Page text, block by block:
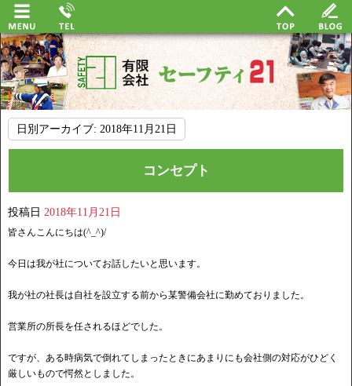
日別アーカイブ: 2018年11月21日
コンセプト
投稿日 2018年11月21日
皆さんこんにちは(^_^)/
今日は我が社についてお話したいと思います。
我が社の社長は自社を設立する前から某警備会社に勤めておりました。
営業所の所長を任されるほどでした。
ですが、ある時病気で倒れてしまったときにあまりにも会社側の対応がひどく
厳しいもので愕然としました。